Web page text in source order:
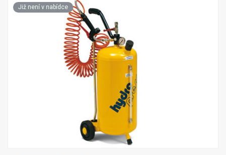
Již není v nabídce